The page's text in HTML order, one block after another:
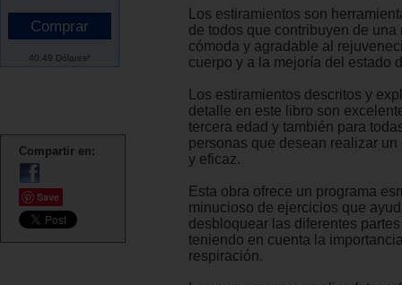
40.49 Dólares*
Compartir en:
Save
Los estiramientos son
de todos que contribuyen de una
cómoda y agradable al
cuerpo y a la mejoría del estado
Los estiramientos descritos y
detalle en este libro son
tercera edad y también para
personas que desean realizar
y eficaz.
Esta obra ofrece un programa
minucioso de ejercicios que
desbloquear las diferentes
teniendo en cuenta la
respiración.